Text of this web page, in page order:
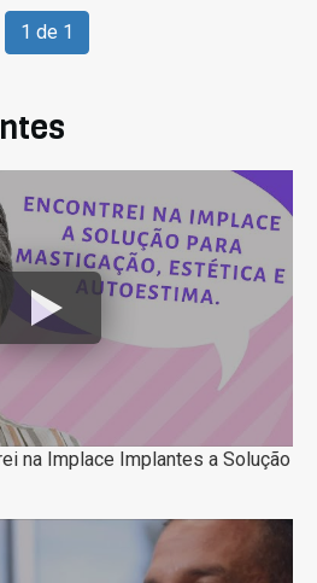
1 de 1
na Implace Implantes a Solução